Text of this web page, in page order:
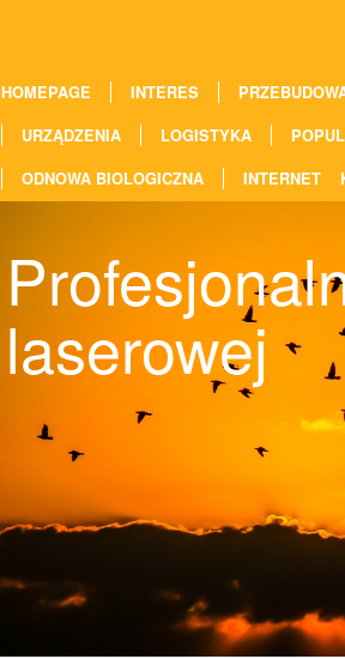
HOMEPAGE INTERES
URZĄDZENIA
LOGISTYKA
ODNOWA BIOLOGICZNA
INTERNET
laserowej